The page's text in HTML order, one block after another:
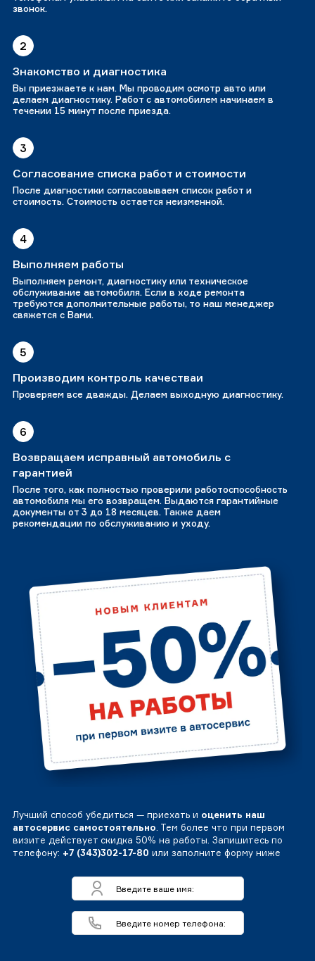
звонок.
2
Знакомство и диагностика
Вы приезжаете к нам. Мы проводим осмотр авто или
делаем диагностику. Работ с автомобилем начинаем в
течении 15 минут после приезда.
3
Согласование списка работ и стоимости
После диагностики согласовываем список работ и
стоимость. Стоимость остается неизменной.
4
Выполняем работы
Выполняем ремонт, диагностику или техническое
обслуживание автомобиля. Если в ходе ремонта
требуются дополнительные работы, то наш менеджер
свяжется с Вами.
5
Производим контроль качестваи
Проверяем все дважды. Делаем выходную диагностику.
6
Возвращаем исправный автомобиль с
гарантией
После того, как полностью проверили работоспособность
автомобиля мы его возвращем. Выдаются гарантийные
документы от 3 до 18 месяцев. Также даем
рекомендации по обслуживанию и уходу.
Лучший способ убедиться — приехать и оценить наш
автосервис самостоятельно. Тем более что при первом
визите действует скидка 50% на работы. Запишитесь по
телефону: +7 (343)302-17-80 или заполните форму ниже